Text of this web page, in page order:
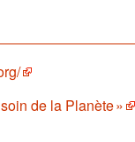
de la Planète »